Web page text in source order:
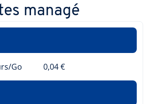
managé
Go 0,04 €